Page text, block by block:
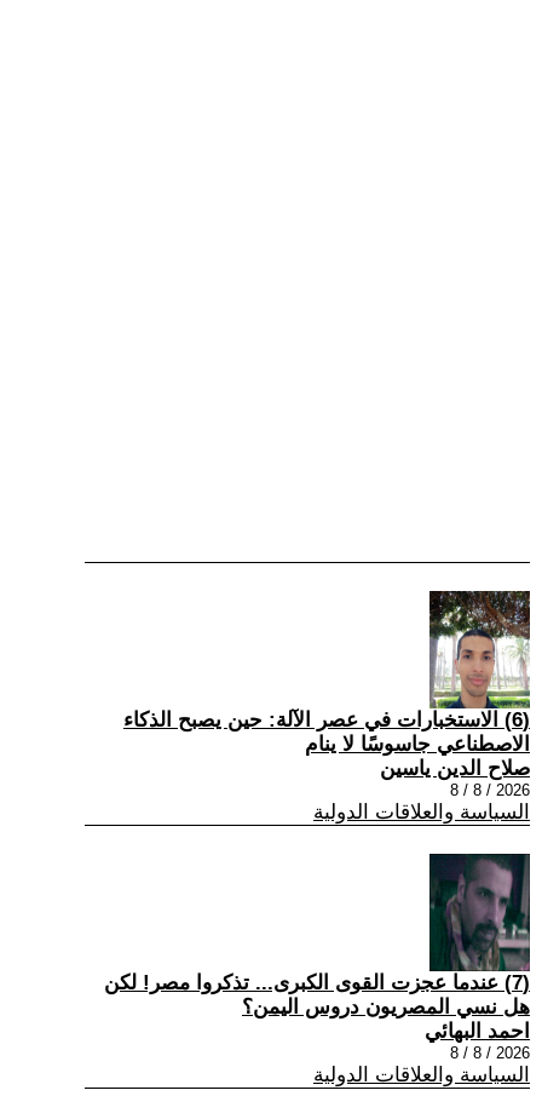
(6) الاستخبارات في عصر الآلة: حين يصبح الذكاء
الاصطناعي جاسوسًا لا ينام
صلاح الدين ياسين
2026 / 8 / 8
السياسة والعلاقات الدولية
(7) عندما عجزت القوى الكبرى... تذكروا مصر! لكن
هل نسي المصريون دروس اليمن؟
احمد البهائي
2026 / 8 / 8
السياسة والعلاقات الدولية